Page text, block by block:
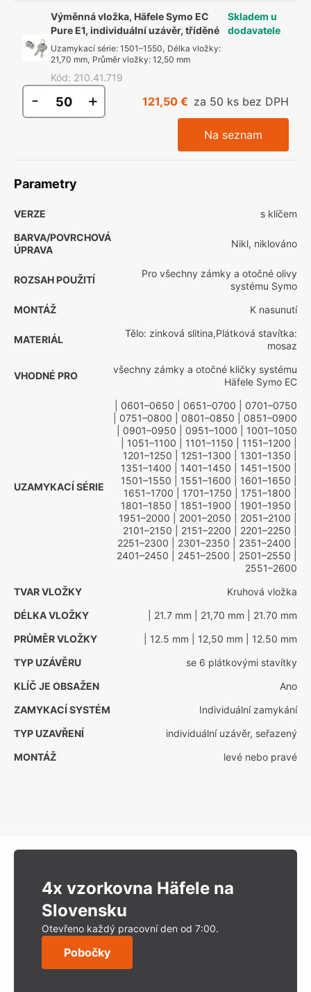
Výměnná vložka, Häfele Symo EC
Pure E1, individuální uzávěr, tříděné
Uzamykací série:1501–1550, Délka vložky:
21,70 mm, Průměr vložky:12,50 mm
Kód: 210.41.719
Skladem u
dodavatele
- + 121,50 € za 50 ks bez DPH
Na seznam
Parametry
VERZE
s klíčem
BARVA/POVRCHOVÁ
ÚPRAVA
Nikl, niklováno
ROZSAH POUŽITÍ
Pro všechny zámky a otočné olivy
systému Symo
MONTÁŽ
K nasunutí
MATERIÁL
Tělo: zinková slitina,Plátková stavítka:
mosaz
VHODNÉ PRO
všechny zámky a otočné kličky systému
Häfele Symo EC
UZAMYKACÍ SÉRIE
| 0601–0650 | 0651–0700 | 0701–0750
| 0751–0800 | 0801–0850 | 0851–0900
| 0901–0950 | 0951–1000 | 1001–1050
| 1051–1100 | 1101–1150 | 1151–1200
1201–1250 | 1251–1300 | 1301–1350
1351–1400 | 1401–1450 | 1451–1500
1501–1550 | 1551–1600 | 1601–1650
1651–1700 | 1701–1750 | 1751–1800
1801–1850 | 1851–1900 | 1901–1950
1951–2000 | 2001–2050 | 2051–2100
2101–2150 | 2151–2200 | 2201–2250
2251–2300 | 2301–2350 | 2351–2400
2401–2450 | 2451–2500 | 2501–2550
2551–2600
TVAR VLOŽKY
Kruhová vložka
DÉLKA VLOŽKY
| 21.7 mm | 21,70 mm | 21.70 mm
PRŮMĚR VLOŽKY
| 12.5 mm | 12,50 mm | 12.50 mm
TYP UZÁVĚRU
se 6 plátkovými stavítky
KLÍČ JE OBSAŽEN
Ano
ZAMYKACÍ SYSTÉM
Individuální zamykání
TYP UZAVŘENÍ
individuální uzávěr, seřazený
MONTÁŽ
levé nebo pravé
4x vzorkovna Häfele na
Slovensku
Otevřeno každý pracovní den od 7:00.
Pobočky